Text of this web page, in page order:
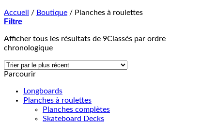
Accueil / Boutique / Planches à roulettes
Filtre
Afficher tous les résultats de 9Classés par ordre
chronologique
Parcourir
Longboards
Planches à roulettes
Planches complètes
Skateboard Decks